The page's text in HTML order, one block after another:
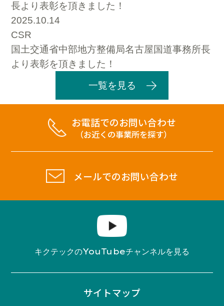
長より表彰を頂きました！
2025.10.14
CSR
国土交通省中部地方整備局名古屋国道事務所長
より表彰を頂きました！
一覧を見る
お電話でのお問い合わせ
（お近くの事業所を探す）
メールでのお問い合わせ
キクテックのYouTubeチャンネルを見る
サイトマップ